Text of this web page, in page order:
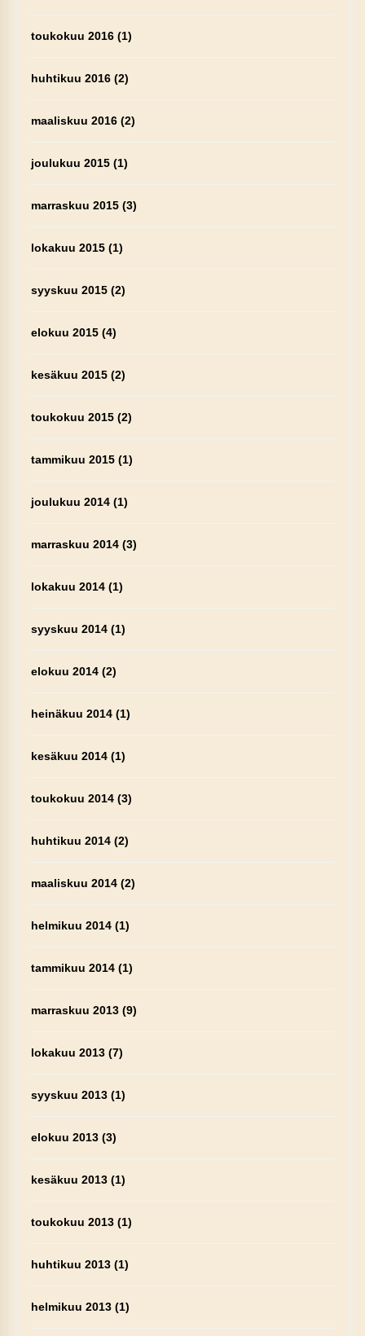
toukokuu 2016(1)
huhtikuu 2016(2)
maaliskuu 2016(2)
joulukuu 2015(1)
marraskuu 2015(3)
lokakuu 2015(1)
syyskuu 2015(2)
elokuu 2015(4)
kesäkuu 2015(2)
toukokuu 2015(2)
tammikuu 2015(1)
joulukuu 2014(1)
marraskuu 2014(3)
lokakuu 2014(1)
syyskuu 2014(1)
elokuu 2014(2)
heinäkuu 2014(1)
kesäkuu 2014(1)
toukokuu 2014(3)
huhtikuu 2014(2)
maaliskuu 2014(2)
helmikuu 2014(1)
tammikuu 2014(1)
marraskuu 2013(9)
lokakuu 2013(7)
syyskuu 2013(1)
elokuu 2013(3)
kesäkuu 2013(1)
toukokuu 2013(1)
huhtikuu 2013(1)
helmikuu 2013(1)